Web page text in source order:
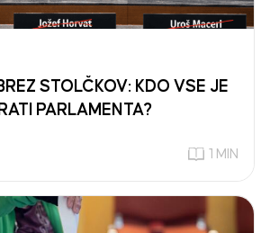
STOLČKOV: KDO VSE JE
PARLAMENTA?
1 MIN